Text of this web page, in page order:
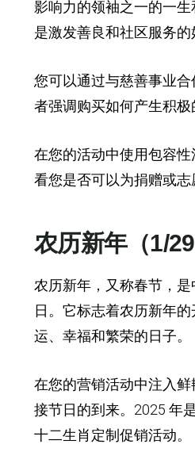
影响力的领袖之一的一
是激发善良和社区服务的
您可以通过与慈善事业
者强调购买如何产生积极
在您的活动中使用包容
看您是否可以为捐赠或志
农历新年（1/29
农历新年，又称春节，
日。它标志着农历新年
运、幸福和繁荣的日子。
在您的营销活动中注入
接节日的到来。2025 年
十二生肖定制促销活动。